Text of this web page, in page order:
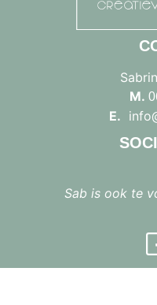
M.
E.
Sab is ook te